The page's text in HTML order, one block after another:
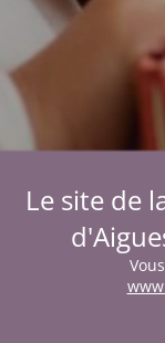
Le site de